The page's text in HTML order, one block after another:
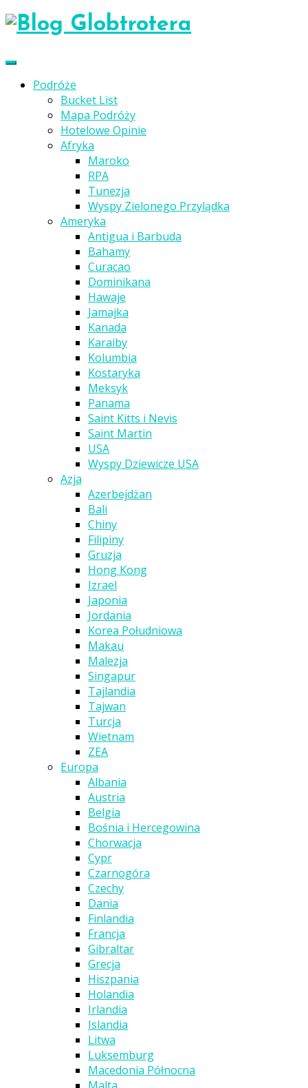
Podróże
Bucket List
Mapa Podróży
Hotelowe Opinie
Afryka
Maroko
RPA
Tunezja
Wyspy Zielonego Przylądka
Ameryka
Antigua i Barbuda
Bahamy
Curacao
Dominikana
Hawaje
Jamajka
Kanada
Karaiby
Kolumbia
Kostaryka
Meksyk
Panama
Saint Kitts i Nevis
Saint Martin
USA
Wyspy Dziewicze USA
Azja
Azerbejdżan
Bali
Chiny
Filipiny
Gruzja
Hong Kong
Izrael
Japonia
Jordania
Korea Południowa
Makau
Malezja
Singapur
Tajlandia
Tajwan
Turcja
Wietnam
ZEA
Europa
Albania
Austria
Belgia
Bośnia i Hercegowina
Chorwacja
Cypr
Czarnogóra
Czechy
Dania
Finlandia
Francja
Gibraltar
Grecja
Hiszpania
Holandia
Irlandia
Islandia
Litwa
Luksemburg
Macedonia Północna